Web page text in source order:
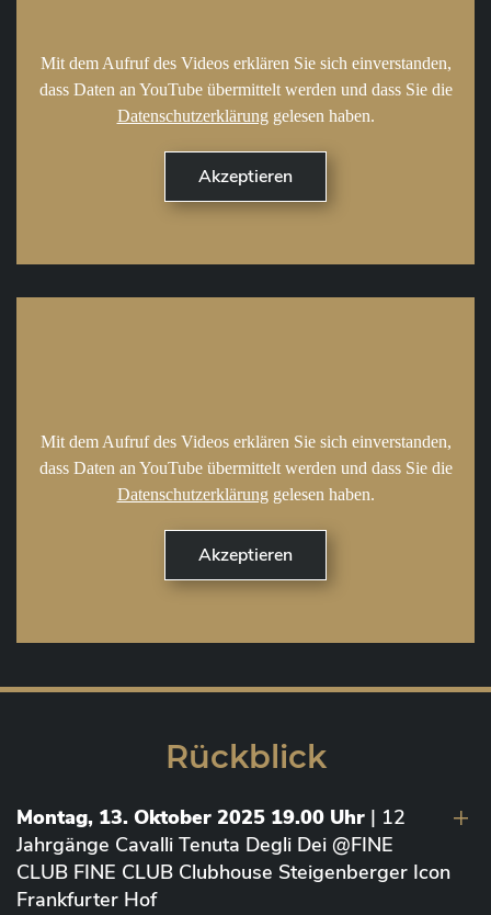
Mit dem Aufruf des Videos erklären Sie sich einverstanden,
dass Daten an YouTube übermittelt werden und dass Sie die
Datenschutzerklärung gelesen haben.
Mit dem Aufruf des Videos erklären Sie sich einverstanden,
dass Daten an YouTube übermittelt werden und dass Sie die
Datenschutzerklärung gelesen haben.
Rückblick
Montag, 13. Oktober 2025 19.00 Uhr | 12
Jahrgänge Cavalli Tenuta Degli Dei @FINE
CLUB FINE CLUB Clubhouse Steigenberger Icon
Frankfurter Hof